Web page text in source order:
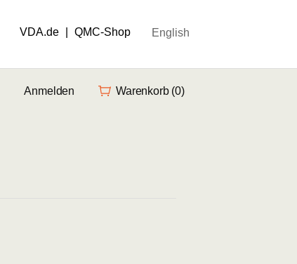
VDA.de QMC-Shop English
Anmelden Warenkorb (0)